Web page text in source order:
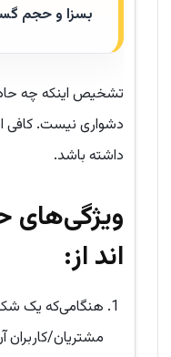
بسزا و حجم
تشخیص اینکه چه
دشواری نیست. کافی
داشته باشد.
ویژگی‌های
اند از:
هنگامی‌که یک
مشتریان/